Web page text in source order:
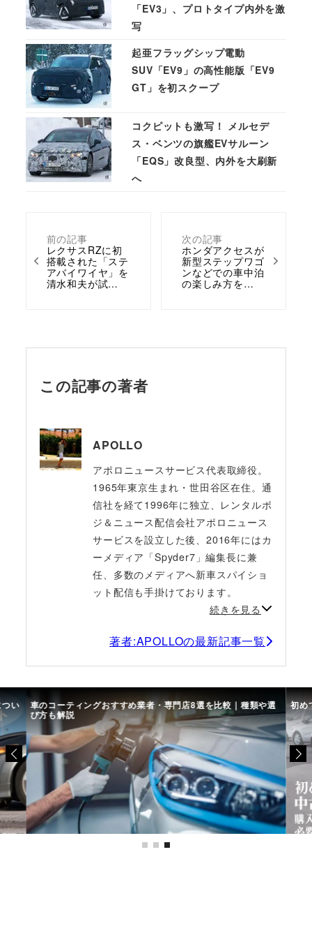
前の記事
レクサスRZに初
搭載された「ステ
アバイワイヤ」を
清水和夫が試…
次の記事
ホンダアクセスが
新型ステップワゴ
ンなどでの車中泊
の楽しみ方を…
「EV3」、プロトタイプ内外を激
写
起亜フラッグシップ電動
SUV「EV9」の高性能版「EV9
GT」を初スクープ
コクピットも激写！ メルセデ
ス・ベンツの旗艦EVサルーン
「EQS」改良型、内外を大刷新
へ
この記事の著者
APOLLO
アポロニュースサービス代表取締役。
1965年東京生まれ・世田谷区在住。通
信社を経て1996年に独立、レンタルポ
ジ＆ニュース配信会社アポロニュース
サービスを設立した後、2016年にはカ
ーメディア「Spyder7」編集長に兼
任、多数のメディアへ新車スパイショ
ット配信も手掛けております。
続きを見る
著者:APOLLOの最新記事一覧
い 車のコーティングおすすめ業者・専門店8選を比較｜種類や選
び方も解説
初め